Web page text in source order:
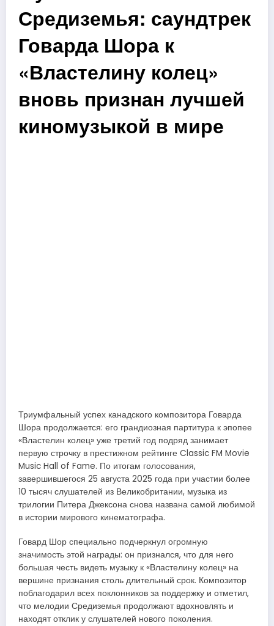
Средиземья: саундтрек
Говарда Шора к
«Властелину колец»
вновь признан лучшей
киномузыкой в мире
Триумфальный успех канадского композитора Говарда
Шора продолжается: его грандиозная партитура к эпопее
«Властелин колец» уже третий год подряд занимает
первую строчку в престижном рейтинге Classic FM Movie
Music Hall of Fame. По итогам голосования,
завершившегося 25 августа 2025 года при участии более
10 тысяч слушателей из Великобритании, музыка из
трилогии Питера Джексона снова названа самой любимой
в истории мирового кинематографа.
Говард Шор специально подчеркнул огромную
значимость этой награды: он признался, что для него
большая честь видеть музыку к «Властелину колец» на
вершине признания столь длительный срок. Композитор
поблагодарил всех поклонников за поддержку и отметил,
что мелодии Средиземья продолжают вдохновлять и
находят отклик у слушателей нового поколения.